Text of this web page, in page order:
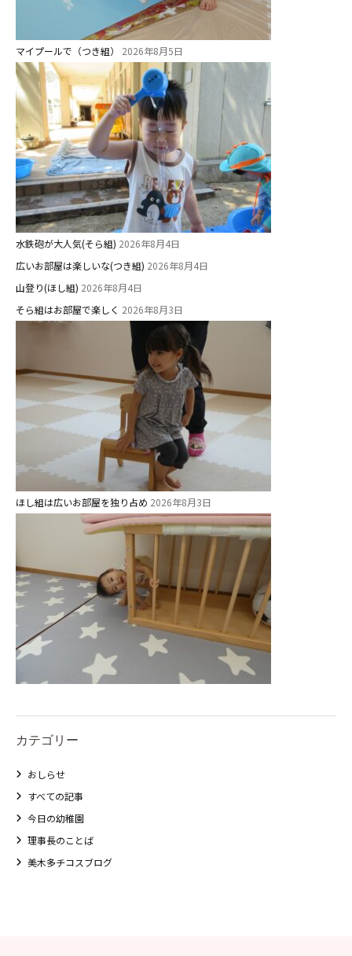
マイプールで（つき組） 2026年8月5日
水鉄砲が大人気(そら組) 2026年8月4日
広いお部屋は楽しいな(つき組) 2026年8月4日
山登り(ほし組) 2026年8月4日
そら組はお部屋で楽しく 2026年8月3日
ほし組は広いお部屋を独り占め 2026年8月3日
カテゴリー
おしらせ
すべての記事
今日の幼稚園
理事長のことば
美木多チコスブログ
美⽊多チコスについて
美⽊多チコスブログ
未就園児クラス
0歳親子登園［マカロンクラス ]
1歳・2歳親子登園［マリポサクラ
ス ]
2歳児ひとり登園［ゆず組 ]
グループ施設・
関係先リンク
学校法⼈鴨⾕学園 鳳幼稚園
学校法⼈諏訪森学園 諏訪森幼稚
園
⼤阪府私⽴幼稚園連盟
社会福祉法人野田福祉会